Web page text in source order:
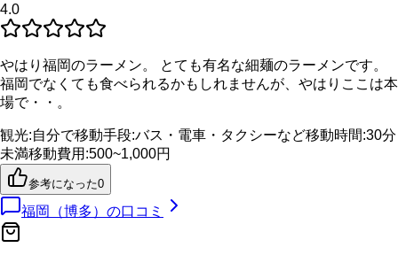
4.0
やはり福岡のラーメン。 とても有名な細麺のラーメンです。
福岡でなくても食べられるかもしれませんが、やはりここは本
場で・・。
観光:自分で移動手段:バス・電車・タクシーなど移動時間:30分
未満移動費用 :500~1,000円
参考になった0
福岡（博多） の口コミ